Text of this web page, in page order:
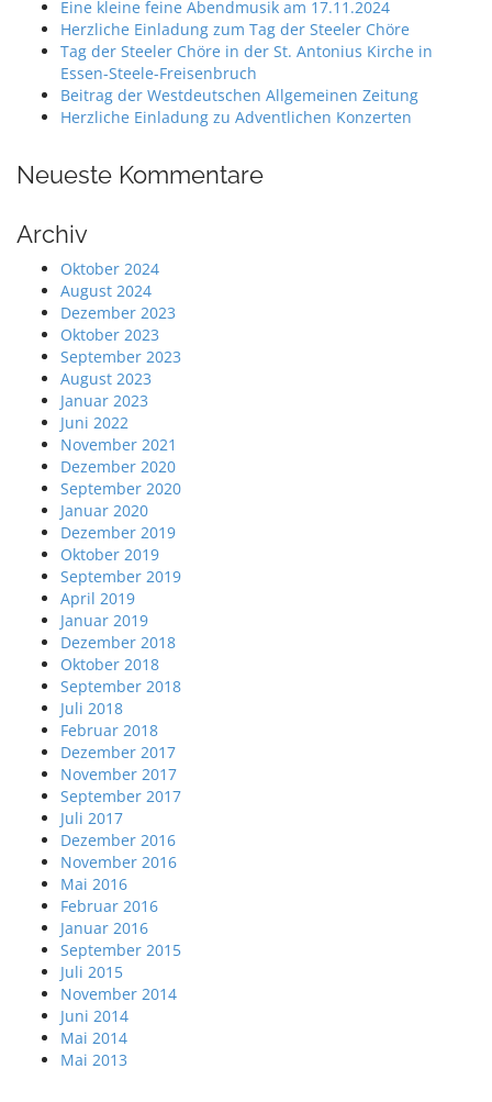
Eine kleine feine Abendmusik am 17.11.2024
Herzliche Einladung zum Tag der Steeler Chöre
Tag der Steeler Chöre in der St. Antonius Kirche in
Essen-Steele-Freisenbruch
Beitrag der Westdeutschen Allgemeinen Zeitung
Herzliche Einladung zu Adventlichen Konzerten
Neueste Kommentare
Archiv
Oktober 2024
August 2024
Dezember 2023
Oktober 2023
September 2023
August 2023
Januar 2023
Juni 2022
November 2021
Dezember 2020
September 2020
Januar 2020
Dezember 2019
Oktober 2019
September 2019
April 2019
Januar 2019
Dezember 2018
Oktober 2018
September 2018
Juli 2018
Februar 2018
Dezember 2017
November 2017
September 2017
Juli 2017
Dezember 2016
November 2016
Mai 2016
Februar 2016
Januar 2016
September 2015
Juli 2015
November 2014
Juni 2014
Mai 2014
Mai 2013